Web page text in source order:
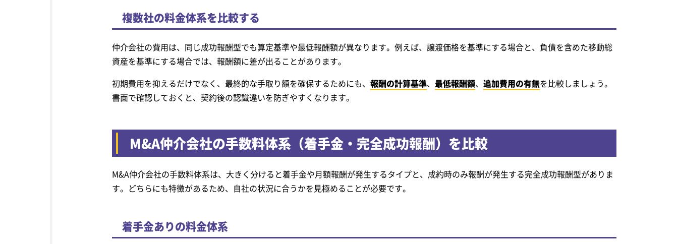
複数社の料金体系を比較する
仲介会社の費用は、同じ成功報酬型でも算定基準や最低報酬額が異なります。例えば、譲渡価格を基準にする場合と、負債を含めた移動総
資産を基準にする場合では、報酬額に差が出ることがあります。
初期費用を抑えるだけでなく、最終的な手取り額を確保するためにも、 報酬の計算基準、 最低報酬額、 追加費用の有無を比較しましょう。
書面で確認しておくと、契約後の認識違いを防ぎやすくなります。
M&A仲介会社の手数料体系（着手金・完全成功報酬）を比較
M&A仲介会社の手数料体系は、大きく分けると着手金や月額報酬が発生するタイプと、成約時のみ報酬が発生する完全成功報酬型がありま
す。どちらにも特徴があるため、自社の状況に合うかを見極めることが必要です。
着手金ありの料金体系